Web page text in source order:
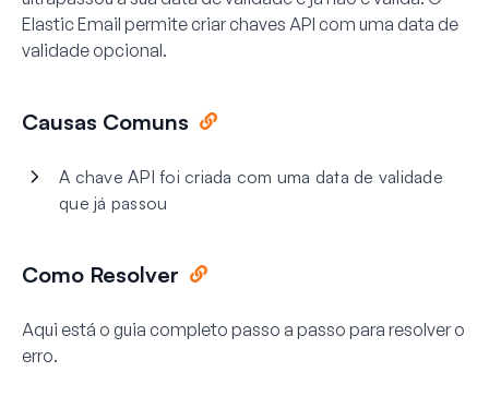
Elastic Email permite criar chaves API com uma data de
validade opcional.
Causas Comuns
A chave API foi criada com uma data de validade
que já passou
Como Resolver
Aqui está o guia completo passo a passo para resolver o
erro.